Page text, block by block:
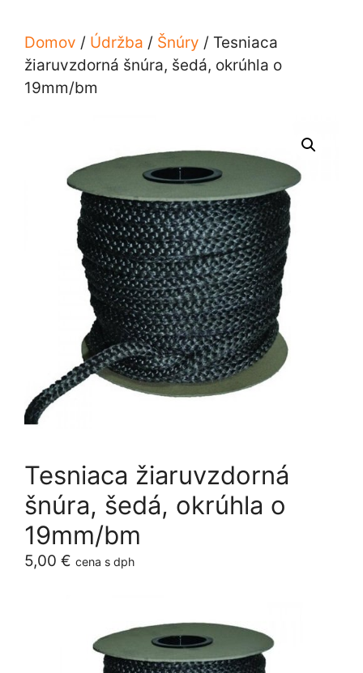
Domov / Údržba / Šnúry / Tesniaca
žiaruvzdorná šnúra, šedá, okrúhla o
19mm/bm
Tesniaca žiaruvzdorná
šnúra, šedá, okrúhla o
19mm/bm
5,00 € cena s dph